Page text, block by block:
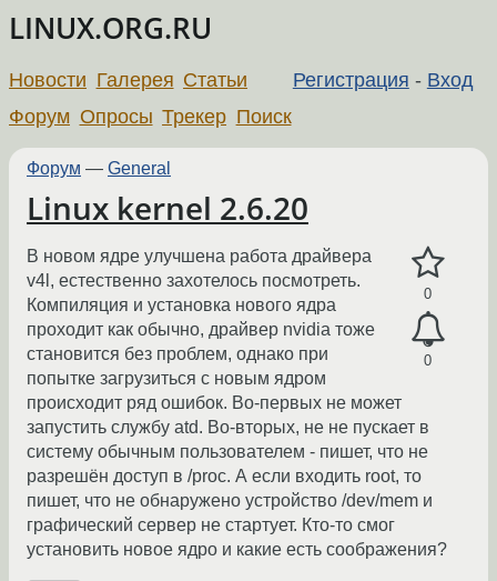
LINUX.ORG.RU
Регистрация - Вход
Новости Галерея Статьи
Форум Опросы Трекер Поиск
Форум — General
Linux kernel 2.6.20
0
0
В новом ядре улучшена работа драйвера
v4l, естественно захотелось посмотреть.
Компиляция и установка нового ядра
проходит как обычно, драйвер nvidia тоже
становится без проблем, однако при
попытке загрузиться с новым ядром
происходит ряд ошибок. Во-первых не может
запустить службу atd. Во-вторых, не не пускает в
систему обычным пользователем - пишет, что не
разрешён доступ в /proc. А если входить root, то
пишет, что не обнаружено устройство /dev/mem и
графический сервер не стартует. Кто-то смог
установить новое ядро и какие есть соображения?